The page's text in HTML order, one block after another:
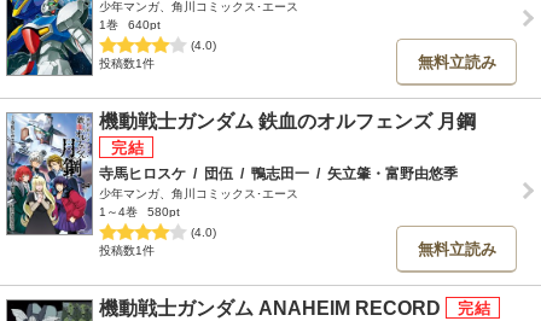
少年マンガ、角川コミックス･エース
1巻
640pt
(4.0)
投稿数1件
無料立読み
機動戦士ガンダム 鉄血のオルフェンズ 月鋼
寺馬ヒロスケ / 団伍 / 鴨志田一 / 矢立肇・富野由悠季
少年マンガ、角川コミックス･エース
1～4巻
580pt
(4.0)
投稿数1件
無料立読み
機動戦士ガンダム ANAHEIM RECORD